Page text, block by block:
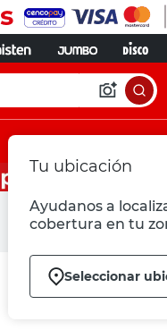
Tu ubicación
Ayudanos a
cobertura en tu
Seleccionar